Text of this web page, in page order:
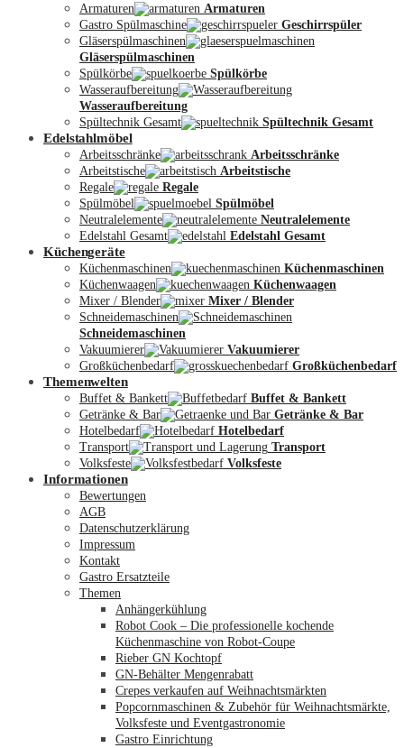
Kontakt
Mein Konto
Armaturen
Armaturen
Gastro Spülmaschine
Geschirrspüler
Gläserspülmaschinen
Gläserspülmaschinen
Spülkörbe
Spülkörbe
Wasseraufbereitung
Wasseraufbereitung
Spültechnik Gesamt
Spültechnik Gesamt
Edelstahlmöbel
Arbeitsschränke
Arbeitsschränke
Arbeitstische
Arbeitstische
Regale
Regale
Spülmöbel
Spülmöbel
Neutralelemente
Neutralelemente
Edelstahl Gesamt
Edelstahl Gesamt
Küchengeräte
Küchenmaschinen
Küchenmaschinen
Küchenwaagen
Küchenwaagen
Mixer / Blender
Mixer / Blender
Schneidemaschinen
Schneidemaschinen
Vakuumierer
Vakuumierer
Großküchenbedarf
Großküchenbedarf
Themenwelten
Buffet & Bankett
Buffet & Bankett
Getränke & Bar
Getränke & Bar
Hotelbedarf
Hotelbedarf
Transport
Transport
Volksfeste
Volksfeste
Informationen
Bewertungen
AGB
Datenschutzerklärung
Impressum
Kontakt
Gastro Ersatzteile
Themen
Anhängerkühlung
Robot Cook – Die professionelle kochende
Küchenmaschine von Robot-Coupe
Rieber GN Kochtopf
GN-Behälter Mengenrabatt
Crepes verkaufen auf Weihnachtsmärkten
Popcornmaschinen & Zubehör für Weihnachtsmärkte,
Volksfeste und Eventgastronomie
Gastro Einrichtung